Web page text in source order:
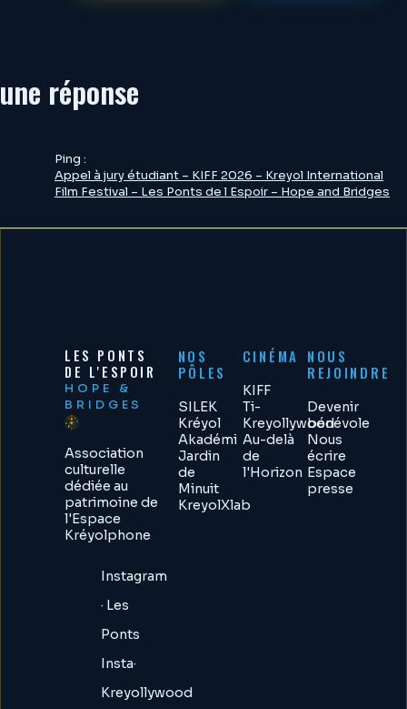
une réponse
Ping :
Appel à jury étudiant – KIFF 2026 – Kreyol International
Film Festival – Les Ponts de l Espoir – Hope and Bridges
LES PONTS
DE L'ESPOIR
HOPE &
BRIDGES
Association
culturelle
dédiée au
patrimoine de
l'Espace
Kréyolphone
Instagram
· Les
Ponts
Insta·
Kreyollywood
NOS
PÔLES
SILEK
Kréyol
Akadémi
Jardin
de
Minuit
KreyolXlab
CINÉMA
KIFF
Ti-
Kreyollywood
Au-delà
de
l'Horizon
NOUS
REJOINDRE
Devenir
bénévole
Nous
écrire
Espace
presse